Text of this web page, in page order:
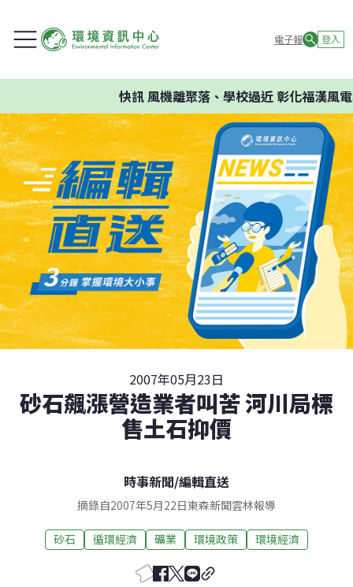
電子報 登入
快訊風機離聚落、學校過近 彰化福漢風電
2007年05月23日
砂石飆漲營造業者叫苦 河川局標
售土石抑價
時事新聞/編輯直送
摘錄自2007年5月22日東森新聞雲林報導
砂石 循環經濟 礦業 環境政策 環境經濟